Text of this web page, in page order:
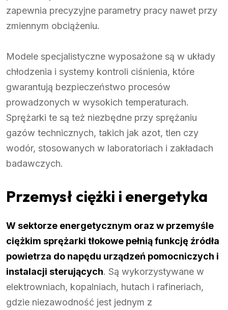
zapewnia precyzyjne parametry pracy nawet przy
zmiennym obciążeniu.
Modele specjalistyczne wyposażone są w układy
chłodzenia i systemy kontroli ciśnienia, które
gwarantują bezpieczeństwo procesów
prowadzonych w wysokich temperaturach.
Sprężarki te są też niezbędne przy sprężaniu
gazów technicznych, takich jak azot, tlen czy
wodór, stosowanych w laboratoriach i zakładach
badawczych.
Przemysł ciężki i energetyka
W sektorze energetycznym oraz w przemyśle
ciężkim sprężarki tłokowe pełnią funkcję źródła
powietrza do napędu urządzeń pomocniczych i
instalacji sterujących. Są wykorzystywane w
elektrowniach, kopalniach, hutach i rafineriach,
gdzie niezawodność jest jednym z